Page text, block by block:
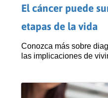
El cáncer puede
etapas de la vida
Conozca más sobre
las implicaciones de